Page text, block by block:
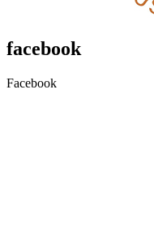
facebook
Facebook